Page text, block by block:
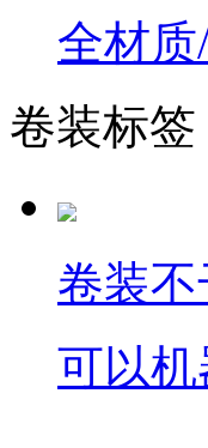
全材
卷装标签
卷装
可以